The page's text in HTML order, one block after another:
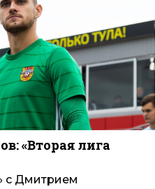
«Вторая лига
с Дмитрием